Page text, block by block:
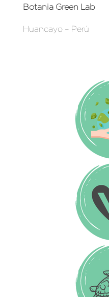
Botania Green Lab
Huancayo – Perú